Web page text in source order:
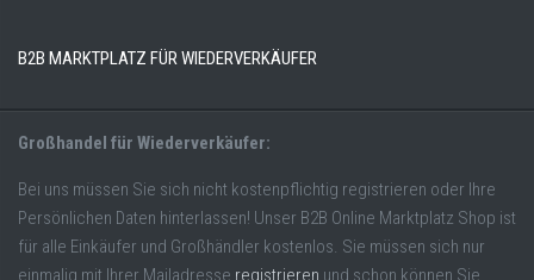
B2B MARKTPLATZ FÜR WIEDERVERKÄUFER
Großhandel für Wiederverkäufer:
Bei uns müssen Sie sich nicht kostenpflichtig registrieren oder Ihre
Persönlichen Daten hinterlassen! Unser B2B Online Marktplatz Shop ist
für alle Einkäufer und Großhändler kostenlos. Sie müssen sich nur
einmalig mit Ihrer Mailadresse registrieren und schon können Sie